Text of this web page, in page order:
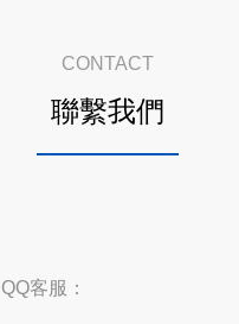
CONTACT
聯繫我們
QQ客服：